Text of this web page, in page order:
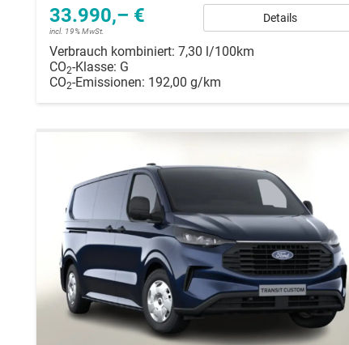
33.990,– €
incl. 19% MwSt.
Details
Verbrauch kombiniert: 7,30 l/100km
CO2-Klasse: G
CO2-Emissionen: 192,00 g/km